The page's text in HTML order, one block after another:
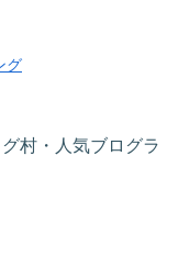
グ
村・人気ブログラ